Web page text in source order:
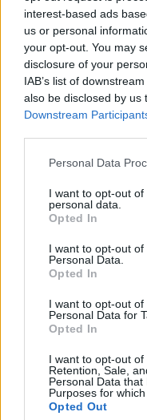
interest-based ads
us or personal
your opt-out. You may
disclosure of your
IAB’s list of
also be disclosed by us
Downstream
Please note that this
not limited to your visit
grant or deny consent
use your data for
consent section.
Personal Data
I want to opt-out
personal data.
Opted In
I want to opt-out
Personal Data.
Opted In
I want to opt-out
Personal Data for
Opted In
I want to opt-out of
Retention, Sale,
Personal Data
Purposes for
Opted Out
διογκώνεται και οι
Όταν πριν από
λόγω διαδικασία
τον αέρα και να
γάτα η οποία στο
φουντώνει το
που ακολουθεί: